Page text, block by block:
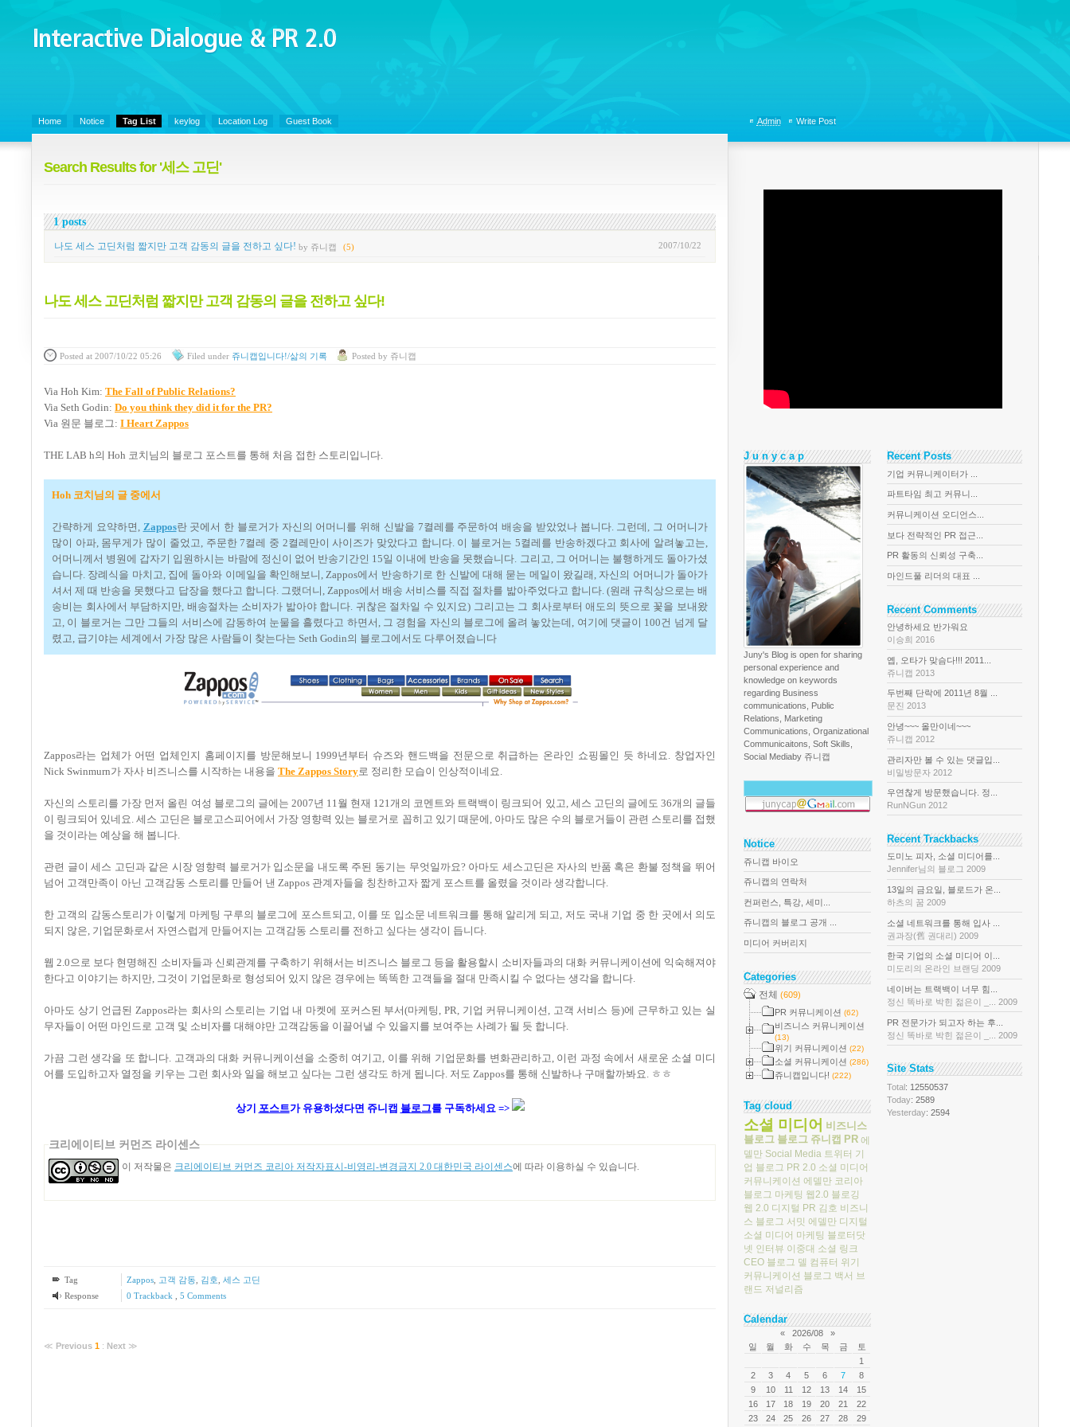
Interactive Dialogue &
PR 2.0
Home Notice Tag List keylog Location Log Guest Book
Search Results for '세스 고딘'
1 posts
2007/10/22
나도 세스 고딘처럼 짧지만 고객 감동의 글을 전하고 싶다! by 쥬니캡 (5)
나도 세스 고딘처럼 짧지만 고객 감동의 글을 전하고 싶다!
Posted at 2007/10/22 05:26 Filed under 쥬니캡입니다!/삶의 기록 Posted by 쥬니캡
Via Hoh Kim: The Fall of Public Relations?
Via Seth Godin: Do you think they did it for the PR?
Via 원문 블로그: I Heart Zappos
THE LAB h의 Hoh 코치님의 블로그 포스트를 통해 처음 접한 스토리입니다.
Hoh 코치님의 글 중에서
간략하게 요약하면, Zappos란 곳에서 한 블로거가 자신의 어머니를 위해 신발을 7켤레를 주문하여 배송을 받았었나 봅니다. 그런데, 그 어머니가
많이 아파, 몸무게가 많이 줄었고, 주문한 7켤레 중 2켤레만이 사이즈가 맞았다고 합니다. 이 블로거는 5켤레를 반송하겠다고 회사에 알려놓고는,
어머니께서 병원에 갑자기 입원하시는 바람에 정신이 없어 반송기간인 15일 이내에 반송을 못했습니다. 그리고, 그 어머니는 불행하게도 돌아가셨
습니다. 장례식을 마치고, 집에 돌아와 이메일을 확인해보니, Zappos에서 반송하기로 한 신발에 대해 묻는 메일이 왔길래, 자신의 어머니가 돌아가
셔서 제 때 반송을 못했다고 답장을 했다고 합니다. 그랬더니, Zappos에서 배송 서비스를 직접 절차를 밟아주었다고 합니다. (원래 규칙상으로는 배
송비는 회사에서 부담하지만, 배송절차는 소비자가 밟아야 합니다. 귀찮은 절차일 수 있지요) 그리고는 그 회사로부터 애도의 뜻으로 꽃을 보내왔
고, 이 블로거는 그만 그들의 서비스에 감동하여 눈물을 흘렸다고 하면서, 그 경험을 자신의 블로그에 올려 놓았는데, 여기에 댓글이 100건 넘게 달
렸고, 급기야는 세계에서 가장 많은 사람들이 찾는다는 Seth Godin의 블로그에서도 다루어졌습니다
Zappos라는 업체가 어떤 업체인지 홈페이지를 방문해보니 1999년부터 슈즈와 핸드백을 전문으로 취급하는 온라인 쇼핑몰인 듯 하네요. 창업자인
Nick Swinmurn가 자사 비즈니스를 시작하는 내용을 The Zappos Story로 정리한 모습이 인상적이네요.
자신의 스토리를 가장 먼저 올린 여성 블로그의 글에는 2007년 11월 현재 121개의 코멘트와 트랙백이 링크되어 있고, 세스 고딘의 글에도 36개의 글들
이 링크되어 있네요. 세스 고딘은 블로고스피어에서 가장 영향력 있는 블로거로 꼽히고 있기 때문에, 아마도 많은 수의 블로거들이 관련 스토리를 접했
을 것이라는 예상을 해 봅니다.
관련 글이 세스 고딘과 같은 시장 영향력 블로거가 입소문을 내도록 주된 동기는 무엇일까요? 아마도 세스고딘은 자사의 반품 혹은 환불 정책을 뛰어
넘어 고객만족이 아닌 고객감동 스토리를 만들어 낸 Zappos 관계자들을 칭찬하고자 짧게 포스트를 올렸을 것이라 생각합니다.
한 고객의 감동스토리가 이렇게 마케팅 구루의 블로그에 포스트되고, 이를 또 입소문 네트워크를 통해 알리게 되고, 저도 국내 기업 중 한 곳에서 의도
되지 않은, 기업문화로서 자연스럽게 만들어지는 고객감동 스토리를 전하고 싶다는 생각이 듭니다.
웹 2.0으로 보다 현명해진 소비자들과 신뢰관계를 구축하기 위해서는 비즈니스 블로그 등을 활용할시 소비자들과의 대화 커뮤니케이션에 익숙해져야
한다고 이야기는 하지만, 그것이 기업문화로 형성되어 있지 않은 경우에는 똑똑한 고객들을 절대 만족시킬 수 없다는 생각을 합니다.
아마도 상기 언급된 Zappos라는 회사의 스토리는 기업 내 마켓에 포커스된 부서(마케팅, PR, 기업 커뮤니케이션, 고객 서비스 등)에 근무하고 있는 실
무자들이 어떤 마인드로 고객 및 소비자를 대해야만 고객감동을 이끌어낼 수 있을지를 보여주는 사례가 될 듯 합니다.
가끔 그런 생각을 또 합니다. 고객과의 대화 커뮤니케이션을 소중히 여기고, 이를 위해 기업문화를 변화관리하고, 이런 과정 속에서 새로운 소셜 미디
어를 도입하고자 열정을 키우는 그런 회사와 일을 해보고 싶다는 그런 생각도 하게 됩니다. 저도 Zappos를 통해 신발하나 구매할까봐요. ㅎㅎ
상기 포스트가유용하셨다면 쥬니캡 블로그를 구독하세요 =>
크리에이티브 커먼즈 라이센스
이 저작물은 크리에이티브 커먼즈 코리아 저작자표시-비영리-변경금지 2.0 대한민국 라이센스에 따라 이용하실 수 있습니다.
Tag Zappos, 고객 감동 김호 세스 고딘
Response
0 Trackback 5 Comments
≪ Previous 1 : Next ≫
Admin Write Post
J u n y c a p
Juny's Blog is open for sharing
personal experience and
knowledge on keywords
regarding Business
communications, Public
Relations, Marketing
Communications, Organizational
Communicaitons, Soft Skills,
Social Mediaby 쥬니캡
Notice
쥬니캡 바이오
쥬니캡의 연락처
컨퍼런스, 특강, 세미...
쥬니캡의 블로그 공개 ...
미디어 커버리지
Categories
전체 (609)
PR 커뮤니케이션 (62)
비즈니스 커뮤니케이션
(13)
위기 커뮤니케이션 (22)
소셜 커뮤니케이션 (286)
쥬니캡입니다! (222)
Tag cloud
소셜 미디어 비즈니스
블로그 블로그 쥬니캡 PR 에
델만 Social Media 트위터 기
업 블로그 PR 2.0 소셜 미디어
커뮤니케이션 에델만 코리아
블로그 마케팅 웹2.0 블로깅
웹 2.0 디지털 PR 김호 비즈니
스 블로그 서밋 에델만 디지털
소셜 미디어 마케팅 블로터닷
넷 인터뷰 이중대 소셜 링크
CEO 블로그 델 컴퓨터 위기
커뮤니케이션 블로그 백서 브
랜드 저널리즘
Calendar
« 2026/08
»
일
월 화 수 목 금
토
1
2
3 4 5 6 7
8
9
10 11 12 13 14
15
16
17 18 19 20 21
22
23
24 25 26 27 28 29
Recent Posts
기업 커뮤니케이터가 ...
파트타임 최고 커뮤니...
커뮤니케이션 오디언스...
보다 전략적인 PR 접근...
PR 활동의 신뢰성 구축...
마인드풀 리더의 대표 ...
Recent Comments
안녕하세요 반가워요
이승희 2016
옙, 오타가 맞슴다!!! 2011...
쥬니캡 2013
두번째 단락에 2011년 8월 ...
문진 2013
안녕~~~ 올만이네~~~
쥬니캡 2012
관리자만 볼 수 있는 댓글입...
비밀방문자 2012
우연찮게 방문했습니다. 정...
RunNGun 2012
Recent Trackbacks
도미노 피자, 소셜 미디어를...
Jennifer님의 블로그 2009
13일의 금요일, 블로드가 온...
하츠의 꿈 2009
소셜 네트워크를 통해 입사 ...
권과장(舊 권대리) 2009
한국 기업의 소셜 미디어 이...
미도리의 온라인 브랜딩 2009
네이버는 트랙백이 너무 힘...
정신 똑바로 박힌 젊은이 _... 2009
PR 전문가가 되고자 하는 후...
정신 똑바로 박힌 젊은이 _... 2009
Site Stats
Total: 12550537
Today: 2589
Yesterday: 2594